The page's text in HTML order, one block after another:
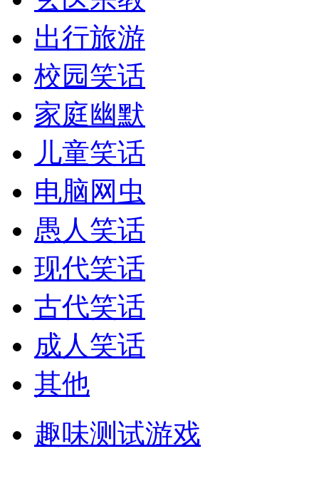
出行旅游
校园笑话
家庭幽默
儿童笑话
电脑网虫
愚人笑话
现代笑话
古代笑话
成人笑话
其他
趣味测试游戏